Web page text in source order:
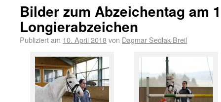
Bilder zum Abzeichentag am
Longierabzeichen
Publiziert am 10. April 2018von Dagmar Sedlak-Breil